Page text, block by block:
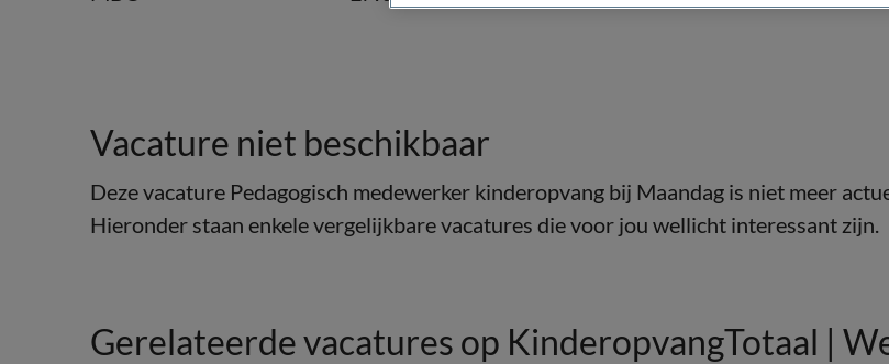
Vacature niet beschikbaar
Deze vacature Pedagogisch medewerker kinderopvang bij Maandag is niet meer
Hieronder staan enkele vergelijkbare vacatures die voor jou wellicht interessant zijn.
Gerelateerde vacatures op KinderopvangTotaal |